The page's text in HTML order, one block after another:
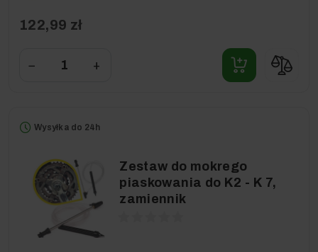
122,99 zł
− +
Wysyłka do 24h
Zestaw do mokrego
piaskowania do K2 - K 7,
zamiennik